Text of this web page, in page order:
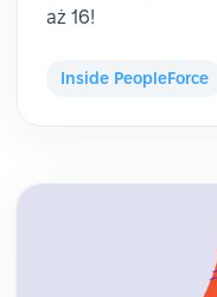
aż 16!
Inside PeopleForce